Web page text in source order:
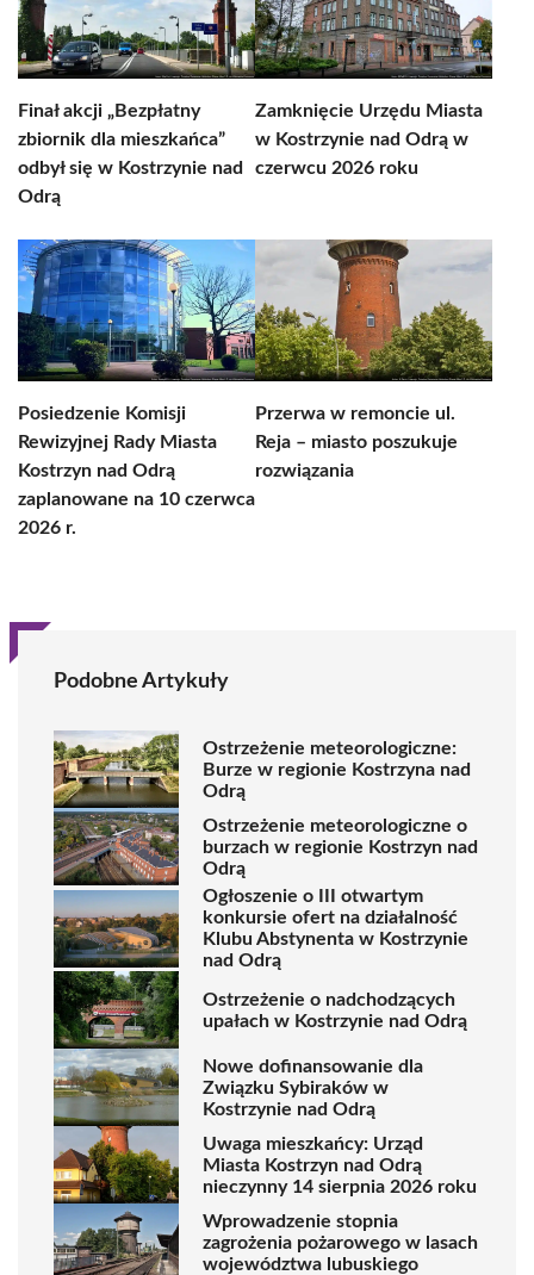
Finał akcji „Bezpłatny
zbiornik dla mieszkańca”
odbył się w Kostrzynie nad
Odrą
Zamknięcie Urzędu Miasta
w Kostrzynie nad Odrą w
czerwcu 2026 roku
Posiedzenie Komisji
Rewizyjnej Rady Miasta
Kostrzyn nad Odrą
zaplanowane na 10 czerwca
2026 r.
Przerwa w remoncie ul.
Reja – miasto poszukuje
rozwiązania
Podobne Artykuły
Ostrzeżenie meteorologiczne:
Burze w regionie Kostrzyna nad
Odrą
Ostrzeżenie meteorologiczne o
burzach w regionie Kostrzyn nad
Odrą
Ogłoszenie o III otwartym
konkursie ofert na działalność
Klubu Abstynenta w Kostrzynie
nad Odrą
Ostrzeżenie o nadchodzących
upałach w Kostrzynie nad Odrą
Nowe dofinansowanie dla
Związku Sybiraków w
Kostrzynie nad Odrą
Uwaga mieszkańcy: Urząd
Miasta Kostrzyn nad Odrą
nieczynny 14 sierpnia 2026 roku
Wprowadzenie stopnia
zagrożenia pożarowego w lasach
województwa lubuskiego